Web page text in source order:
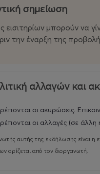
σημείωση
εισιτηρίων μπορούν να
την έναρξη της
αλλαγών και
οι ακυρώσεις.
οι αλλαγές (σε
αυτής της εκδήλωσης είναι η
ορίζεται από τον διοργανωτή.